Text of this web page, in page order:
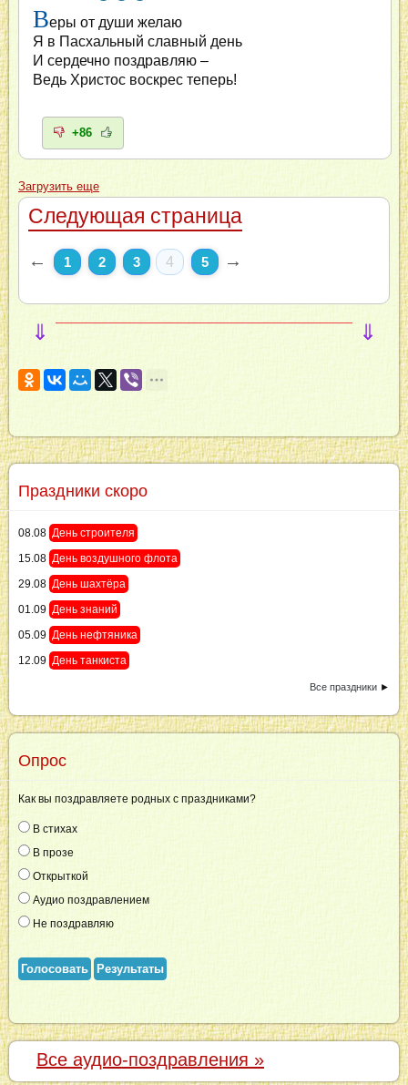
Веры от души желаю
Я в Пасхальный славный день
И сердечно поздравляю –
Ведь Христос воскрес теперь!
+86
Загрузить еще
Следующая страница
← 1 2 3 4 5 →
⇓ ⇓
Праздники скоро
08.08 День строителя
15.08 День воздушного флота
29.08 День шахтёра
01.09 День знаний
05.09 День нефтяника
12.09 День танкиста
Все праздники ►
Опрос
Как вы поздравляете родных с праздниками?
В стихах
В прозе
Открыткой
Аудио поздравлением
Не поздравляю
Голосовать Результаты
Все аудио-поздравления »